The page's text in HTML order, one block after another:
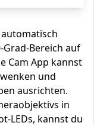
Bereich auf
Cam App kannst
und
ausrichten.
in
LEDs, kannst du